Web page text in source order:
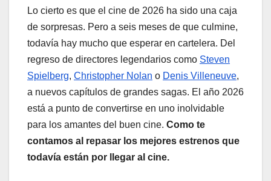
Lo cierto es que el cine de 2026 ha sido una caja
de sorpresas. Pero a seis meses de que culmine,
todavía hay mucho que esperar en cartelera. Del
regreso de directores legendarios como Steven
Spielberg, Christopher Nolan o Denis Villeneuve,
a nuevos capítulos de grandes sagas. El año 2026
está a punto de convertirse en uno inolvidable
para los amantes del buen cine. Como te
contamos al repasar los mejores estrenos que
todavía están por llegar al cine.